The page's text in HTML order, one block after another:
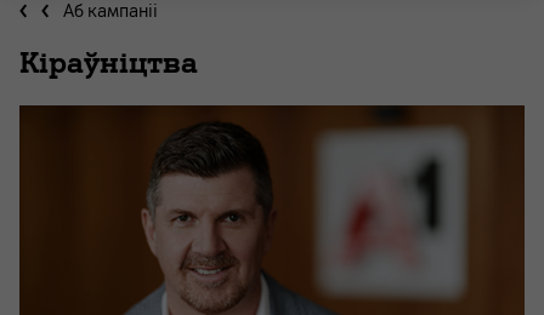
Аб кампаніі
Кіраўніцтва